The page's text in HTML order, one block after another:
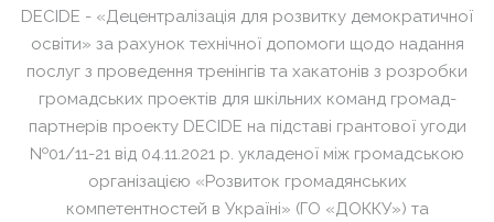
DECIDE - «Децентралізація для розвитку демократичної
освіти» за рахунок технічної допомоги щодо надання
послуг з проведення тренінгів та хакатонів з розробки
громадських проектів для шкільних команд громад-
партнерів проекту DECIDE на підставі грантової угоди
№01/11-21 від 04.11.2021 р. укладеної між громадською
організацією «Розвиток громадянських
компетентностей в Україні» (ГО «ДОККУ») та